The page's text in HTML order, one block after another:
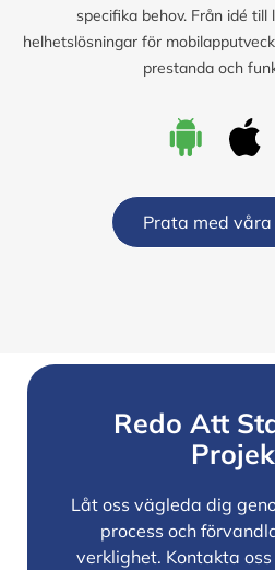
specifika behov. Från idé
helhetslösningar för
prestanda och
Prata med
Redo Att
Låt oss vägleda dig
process och
verklighet. Kontakta